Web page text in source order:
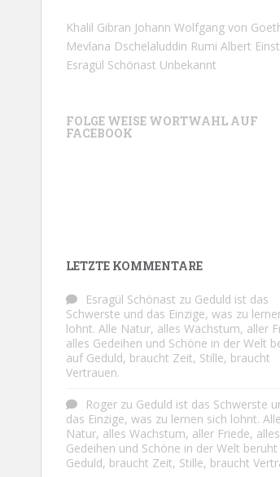
Khalil Gibran Johann Wolfgang von
Mevlana Dschelaluddin Rumi Albert
Esragül Schönast Unbekannt
FOLGE WEISE WORTWAHL AUF
FACEBOOK
LETZTE KOMMENTARE
Esragül Schönast zu Geduld ist das
Schwerste und das Einzige, was zu
lohnt. Alle Natur, alles Wachstum, aller
alles Gedeihen und Schöne in der Welt
auf Geduld, braucht Zeit, Stille, braucht
Vertrauen.
Roger zu Geduld ist das Schwerste
das Einzige, was zu lernen sich lohnt. Alle
Natur, alles Wachstum, aller Friede, alles
Gedeihen und Schöne in der Welt
Geduld, braucht Zeit, Stille, braucht